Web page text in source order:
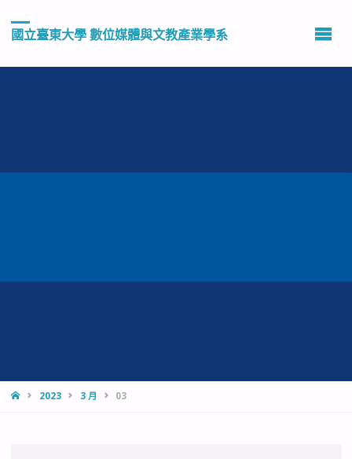
國立臺東大學 數位媒體與文教產業學系
HOME2023 3 月 03